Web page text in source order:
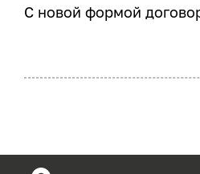
С новой формой